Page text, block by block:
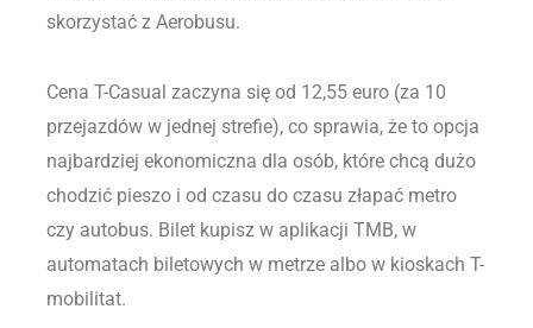
skorzystać z Aerobusu.
Cena T-Casual zaczyna się od 12,55 euro (za 10
przejazdów w jednej strefie), co sprawia, że to opcja
najbardziej ekonomiczna dla osób, które chcą dużo
chodzić pieszo i od czasu do czasu złapać metro
czy autobus. Bilet kupisz w aplikacji TMB, w
automatach biletowych w metrze albo w kioskach T-
mobilitat.